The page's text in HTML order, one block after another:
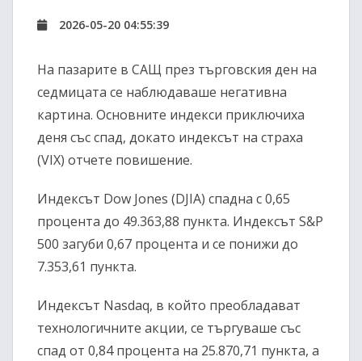
2026-05-20 04:55:39
На пазарите в САЩ през търговския ден на
седмицата се наблюдаваше негативна
картина. Основните индекси приключиха
деня със спад, докато индексът на страха
(VIX) отчете повишение.
Индексът Dow Jones (DJIA) спадна с 0,65
процента до 49.363,88 пункта. Индексът S&P
500 загуби 0,67 процента и се понижи до
7.353,61 пункта.
Индексът Nasdaq, в който преобладават
технологичните акции, се търгуваше със
спад от 0,84 процента на 25.870,71 пункта, а